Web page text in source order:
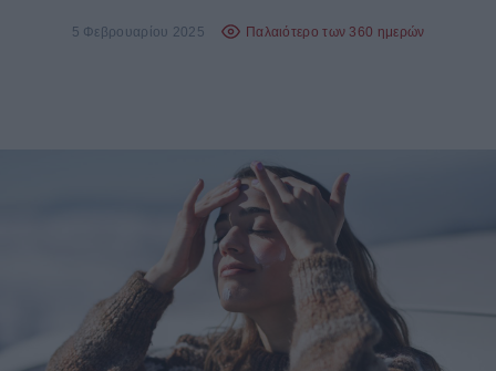
5 Φεβρουαρίου 2025 Παλαιότερο των 360 ημερών